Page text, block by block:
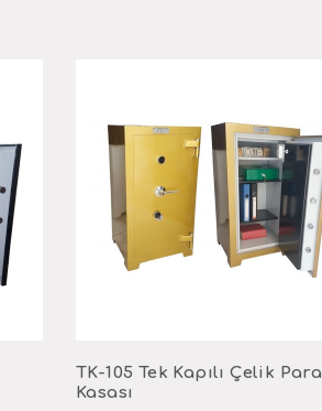
TK-105 Tek Kapılı Çelik Para
Kasası